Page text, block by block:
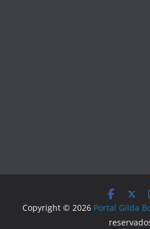
Copyright © 2026 Portal Gilda